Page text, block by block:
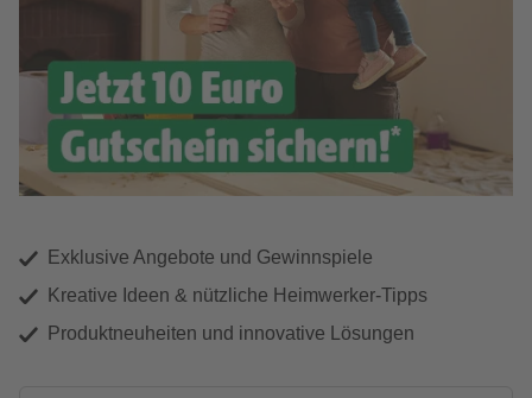
Exklusive Angebote und Gewinnspiele
Kreative Ideen & nützliche Heimwerker-Tipps
Produktneuheiten und innovative Lösungen